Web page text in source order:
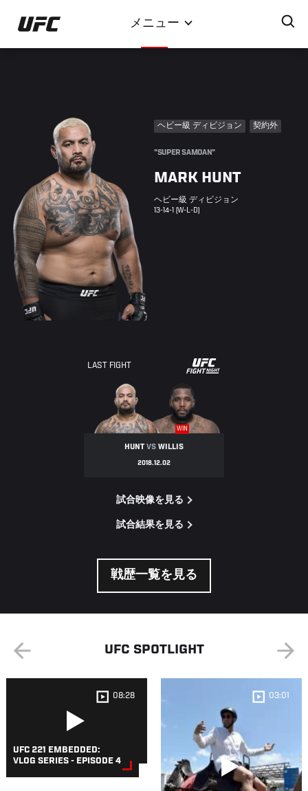
イ
ン
メニュー
ヘビー級 ディビジョン 契約外
"SUPER SAMOAN"
MARK HUNT
ヘビー級 ディビジョン
13-14-1 (W-L-D)
LAST FIGHT
UFC
NIGHT
WIN
HUNT VSWILLIS
2018.12.02
試合映像を見る
試合結果を見る
戦歴一覧を見る
UFC SPOTLIGHT
08:28
UFC 221 EMBEDDED:
VLOG SERIES - EPISODE 4
03:01